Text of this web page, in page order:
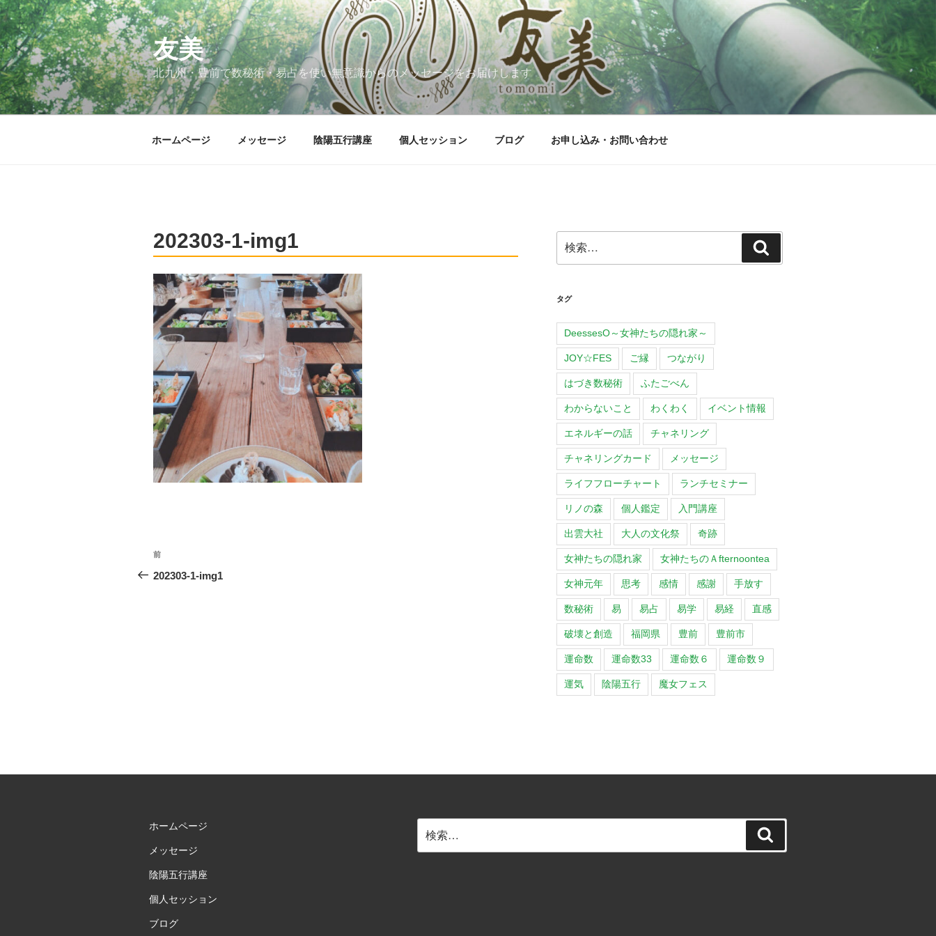
コ
ン
テ
ン
ツ
へ
ス
友美
北九州・豊前で数秘術・易占を使い無意識からのメッセージをお届けします
ホームページ メッセージ 陰陽五行講座 個人セッション ブログ お申し込み・お問い合わせ
202303-1-img1
投
稿
前
の
前
202303-1-img1
索:
索
タグ
DeessesO～女神たちの隠れ家～
JOY☆FES ご縁 つながり
はづき数秘術 ふたごべん
わからないこと わくわく イベント情報
エネルギーの話 チャネリング
チャネリングカード メッセージ
ライフフローチャート ランチセミナー
リノの森 個人鑑定 入門講座
出雲大社 大人の文化祭 奇跡
女神たちの隠れ家 女神たちのＡfternoontea
女神元年 思考 感情 感謝 手放す
数秘術 易 易占 易学 易経 直感
破壊と創造 福岡県 豊前 豊前市
運命数 運命数33 運命数６ 運命数９
運気 陰陽五行 魔女フェス
ホームページ
メッセージ
陰陽五行講座
個人セッション
ブログ
索:
索